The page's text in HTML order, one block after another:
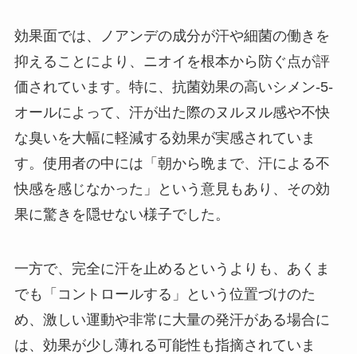
効果面では、ノアンデの成分が汗や細菌の働きを
抑えることにより、ニオイを根本から防ぐ点が評
価されています。特に、抗菌効果の高いシメン-5-
オールによって、汗が出た際のヌルヌル感や不快
な臭いを大幅に軽減する効果が実感されていま
す。使用者の中には「朝から晩まで、汗による不
快感を感じなかった」という意見もあり、その効
果に驚きを隠せない様子でした。
一方で、完全に汗を止めるというよりも、あくま
でも「コントロールする」という位置づけのた
め、激しい運動や非常に大量の発汗がある場合に
は、効果が少し薄れる可能性も指摘されていま